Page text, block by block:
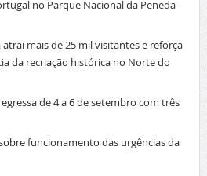
no Parque Nacional da Peneda-
atrai mais de 25 mil visitantes e reforça
da recriação histórica no Norte do
de 4 a 6 de setembro com três
funcionamento das urgências da